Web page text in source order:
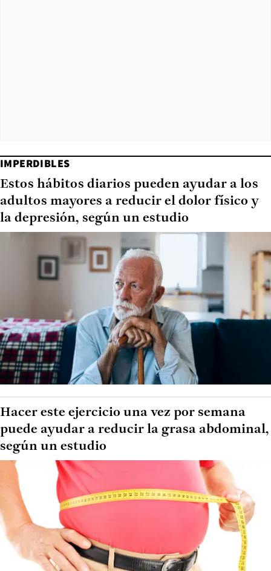
IMPERDIBLES
Estos hábitos diarios pueden ayudar a los
adultos mayores a reducir el dolor físico y
la depresión, según un estudio
Hacer este ejercicio una vez por semana
puede ayudar a reducir la grasa abdominal,
según un estudio